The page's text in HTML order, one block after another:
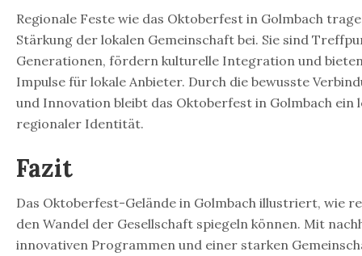
Regionale Feste wie das Oktoberfest in Golmbach
Stärkung der lokalen Gemeinschaft bei. Sie sind
Generationen, fördern kulturelle Integration und
Impulse für lokale Anbieter. Durch die bewusste
und Innovation bleibt das Oktoberfest in Golmbach ein
regionaler Identität.
Fazit
Das Oktoberfest-Gelände in Golmbach illustriert, wie
den Wandel der Gesellschaft spiegeln können. Mit
innovativen Programmen und einer starken